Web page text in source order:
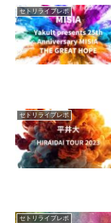
セトリライブレポ
セトリライブレポ
セトリライブレポ